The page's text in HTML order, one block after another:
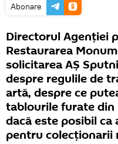
Abonare
Directorul Agenției
Restaurarea
solicitarea AȘ
despre regulile de
artă, despre ce
tablourile furate din
dacă este posibil ca
pentru colecționarii